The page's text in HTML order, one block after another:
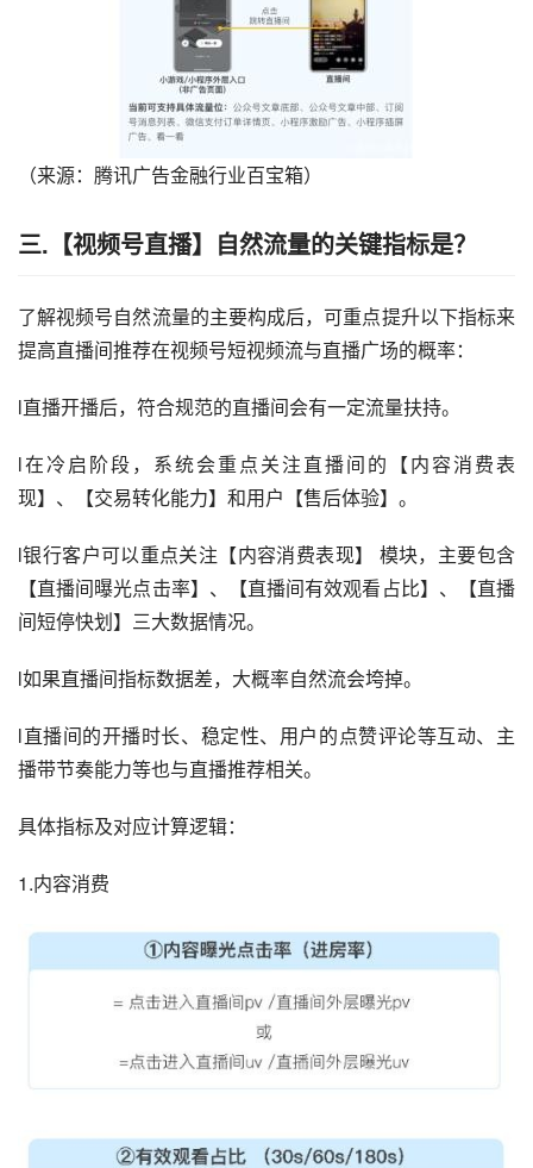
（来源：腾讯广告金融行业百宝箱）
三.【视频号直播】 自然流量的关键指标是？
了解视频号自然流量的主要构成后，可重点提升以下指标来
提高直播间推荐在视频号短视频流与直播广场的概率：
l直播开播后，符合规范的直播间会有一定流量扶持。
l在冷启阶段，系统会重点关注直播间的【内容消费表
现】、【交易转化能力】和用户【售后体验】。
l银行客户可以重点关注【内容消费表现】 模块，主要包含
【直播间曝光点击率】、【直播间有效观看占比】、【直播
间短停快划】三大数据情况。
l如果直播间指标数据差，大概率自然流会垮掉。
l直播间的开播时长、稳定性、用户的点赞评论等互动、主
播带节奏能力等也与直播推荐相关。
具体指标及对应计算逻辑：
1.内容消费